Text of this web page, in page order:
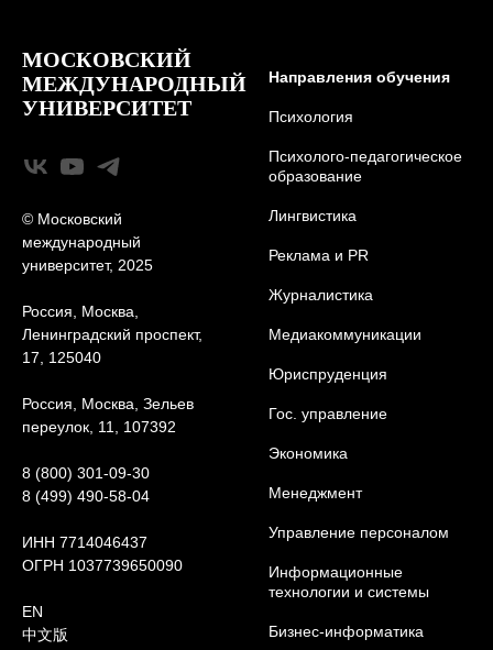
МОСКОВСКИЙ
МЕЖДУНАРОДНЫЙ
УНИВЕРСИТЕТ
© Московский
международный
университет, 2025
Россия, Москва,
Ленинградский проспект,
17, 125040
Россия, Москва, Зельев
переулок, 11, 107392
8 (800) 301-09-30
8 (499) 490-58-04
ИНН 7714046437
ОГРН 1037739650090
EN
中文版
Направления обучения
Психология
Психолого-педагогическое
образование
Лингвистика
Реклама и PR
Журналистика
Медиакоммуникации
Юриcпруденция
Гос. управление
Экономика
Менеджмент
Управление персоналом
Информационные
технологии и системы
Бизнес-информатика